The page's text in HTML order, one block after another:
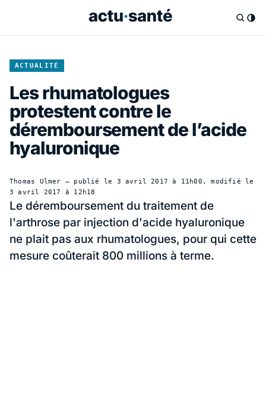
ACTUALITÉ
Les rhumatologues
protestent contre le
déremboursement de l’acide
hyaluronique
Thomas Ulmer — publié le 3 avril 2017 à 11h00 , modifié le
3 avril 2017 à 12h18
Le déremboursement du traitement de
l'arthrose par injection d'acide hyaluronique
ne plait pas aux rhumatologues, pour qui cette
mesure coûterait 800 millions à terme.